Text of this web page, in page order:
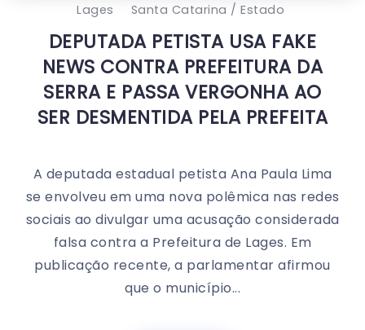
Lages Santa Catarina / Estado
DEPUTADA PETISTA USA FAKE
NEWS CONTRA PREFEITURA DA
SERRA E PASSA VERGONHA AO
SER DESMENTIDA PELA PREFEITA
A deputada estadual petista Ana Paula Lima
se envolveu em uma nova polêmica nas redes
sociais ao divulgar uma acusação considerada
falsa contra a Prefeitura de Lages. Em
publicação recente, a parlamentar afirmou
que o município...